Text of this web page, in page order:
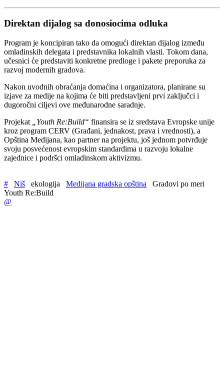
Direktan dijalog sa donosiocima odluka
Program je koncipiran tako da omogući direktan dijalog između
omladinskih delegata i predstavnika lokalnih vlasti. Tokom dana,
učesnici će predstaviti konkretne predloge i pakete preporuka za
razvoj modernih gradova.
Nakon uvodnih obraćanja domaćina i organizatora, planirane su
izjave za medije na kojima će biti predstavljeni prvi zaključci i
dugoročni ciljevi ove međunarodne saradnje.
Projekat
„Youth Re:Build“ finansira se iz sredstava Evropske unije
kroz program CERV (Građani, jednakost, prava i vrednosti), a
Opština Medijana, kao partner na projektu, još jednom potvrđuje
svoju posvećenost evropskim standardima u razvoju lokalne
zajednice i podršci omladinskom aktivizmu.
# Niš ekologija Medijana gradska opština
Gradovi po meri
Youth Re:Build
@